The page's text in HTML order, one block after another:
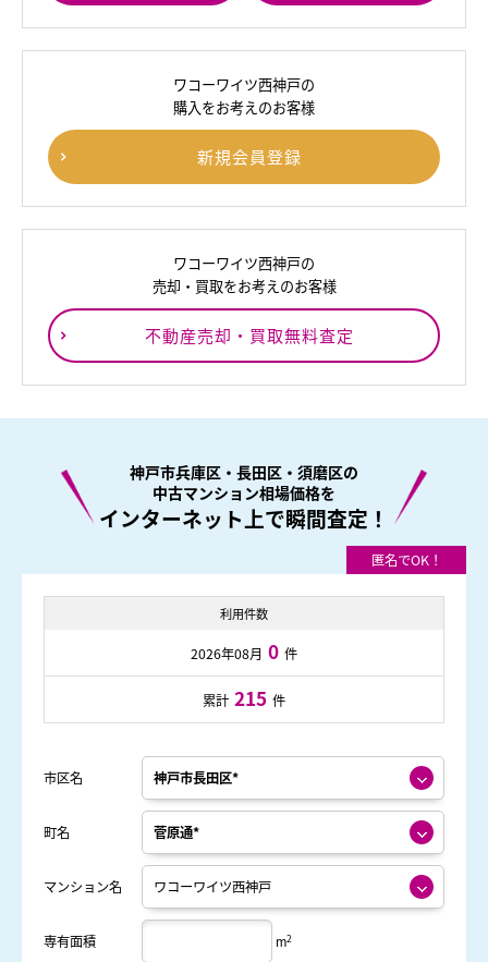
ワコーワイツ西神戸の
購入をお考えのお客様
新規会員登録
ワコーワイツ西神戸の
売却・買取をお考えのお客様
不動産売却・買取無料査定
神戸市兵庫区・長田区・須磨区の
中古マンション相場価格を
インターネット上で瞬間査定！
利用件数
2026年08月 0 件
累計 215 件
市区名
町名
マンション名
専有面積 m2